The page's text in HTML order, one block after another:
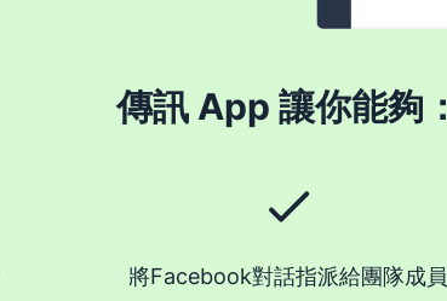
傳訊 App 讓你能夠：
將Facebook對話指派給團隊成員